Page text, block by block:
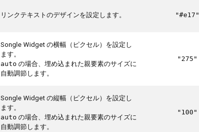
リンクテキストのデザインを設定します。 "#e17"
Songle Widget の横幅（ピクセル）を設定し
ます。
auto の場合、埋め込まれた親要素のサイズに
自動調節します。
"275"
Songle Widget の縦幅（ピクセル）を設定し
ます。
auto の場合、埋め込まれた親要素のサイズに
自動調節します。
"100"